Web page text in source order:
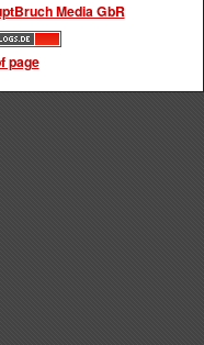
Media GbR
page